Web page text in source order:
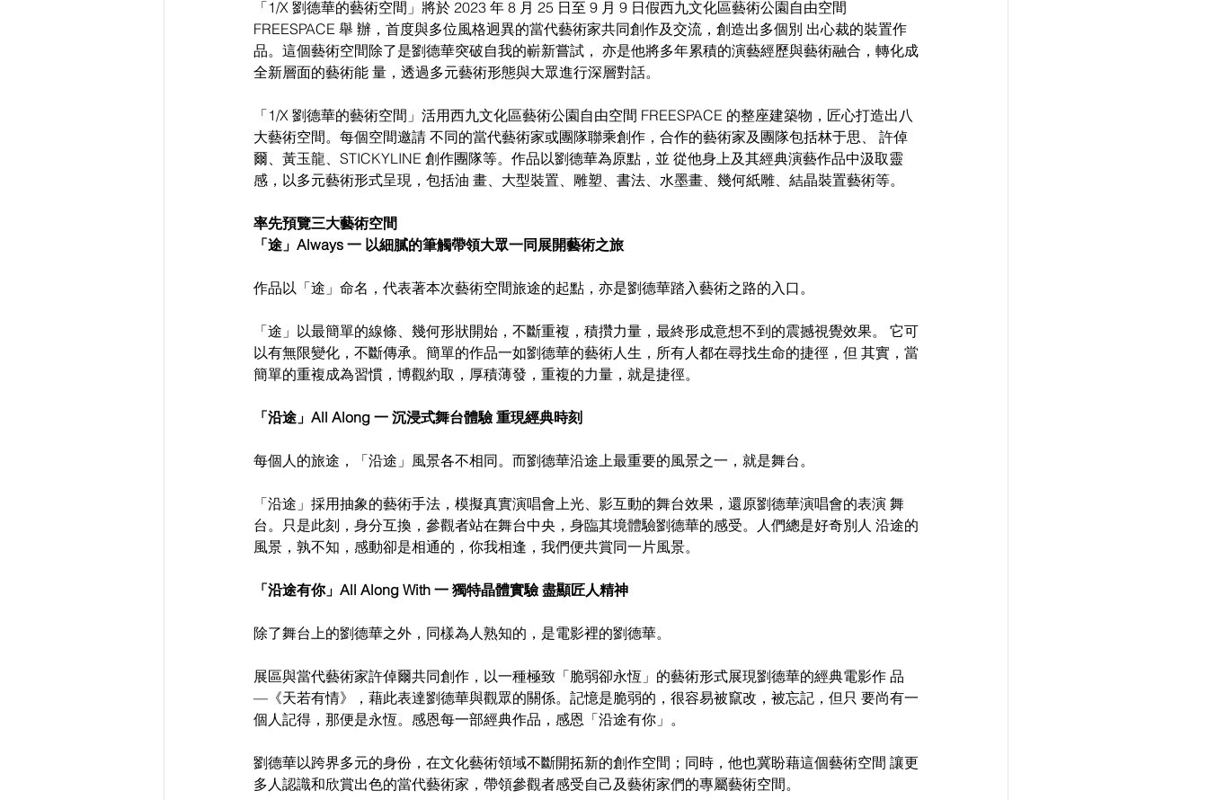
「1/X 劉德華的藝術空間」將於 2023 年 8 月 25 日至 9 月 9 日假西九文化區藝術公園自由空間
FREESPACE 舉 辦，首度與多位風格迥異的當代藝術家共同創作及交流，創造出多個別 出心裁的裝置作
品。這個藝術空間除了是劉德華突破自我的嶄新嘗試， 亦是他將多年累積的演藝經歷與藝術融合，轉化成
全新層面的藝術能 量，透過多元藝術形態與大眾進行深層對話。
「1/X 劉德華的藝術空間」活用西九文化區藝術公園自由空間 FREESPACE 的整座建築物，匠心打造出八
大藝術空間。每個空間邀請 不同的當代藝術家或團隊聯乘創作，合作的藝術家及團隊包括林于思、 許倬
爾、黃玉龍、STICKYLINE 創作團隊等。作品以劉德華為原點，並 從他身上及其經典演藝作品中汲取靈
感，以多元藝術形式呈現，包括油 畫、大型裝置、雕塑、書法、水墨畫、幾何紙雕、結晶裝置藝術等。
率先預覽三大藝術空間
「途」Always 一 以細膩的筆觸帶領大眾一同展開藝術之旅
作品以「途」命名，代表著本次藝術空間旅途的起點，亦是劉德華踏入藝術之路的入口。
「途」以最簡單的線條、幾何形狀開始，不斷重複，積攢力量，最終形成意想不到的震撼視覺效果。 它可
以有無限變化，不斷傳承。簡單的作品一如劉德華的藝術人生，所有人都在尋找生命的捷徑，但 其實，當
簡單的重複成為習慣，博觀約取，厚積薄發，重複的力量，就是捷徑。
「沿途」All Along 一 沉浸式舞台體驗 重現經典時刻
每個人的旅途，「沿途」風景各不相同。而劉德華沿途上最重要的風景之一，就是舞台。
「沿途」採用抽象的藝術手法，模擬真實演唱會上光、影互動的舞台效果，還原劉德華演唱會的表演 舞
台。只是此刻，身分互換，參觀者站在舞台中央，身臨其境體驗劉德華的感受。人們總是好奇別人 沿途的
風景，孰不知，感動卻是相通的，你我相逢，我們便共賞同一片風景。
「沿途有你」All Along With 一 獨特晶體實驗 盡顯匠人精神
除了舞台上的劉德華之外，同樣為人熟知的，是電影裡的劉德華。
展區與當代藝術家許倬爾共同創作，以一種極致「脆弱卻永恆」的藝術形式展現劉德華的經典電影作 品
—《天若有情》，藉此表達劉德華與觀眾的關係。記憶是脆弱的，很容易被竄改，被忘記，但只 要尚有一
個人記得，那便是永恆。感恩每一部經典作品，感恩「沿途有你」。
劉德華以跨界多元的身份，在文化藝術領域不斷開拓新的創作空間；同時，他也冀盼藉這個藝術空間 讓更
多人認識和欣賞出色的當代藝術家，帶領參觀者感受自己及藝術家們的專屬藝術空間。